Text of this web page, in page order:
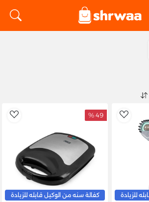
AddToWishlist
للزيادة
49 %
كفالة سنه من الوكيل قابله للزيادة